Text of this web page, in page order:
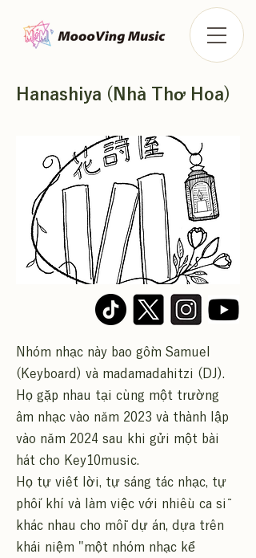
Nhóm nhạc này bao gồm Samuel
(Keyboard) và madamadahitzi (DJ).
Họ gặp nhau tại cùng một trường
âm nhạc vào năm 2023 và thành lập
vào năm 2024 sau khi gửi một bài
hát cho Key10music.
Họ tự viết lời, tự sáng tác nhạc, tự
phối khí và làm việc với nhiều ca sĩ
khác nhau cho mỗi dự án, dựa trên
khái niệm "một nhóm nhạc kể
Hanashiya (Nhà Thơ Hoa)